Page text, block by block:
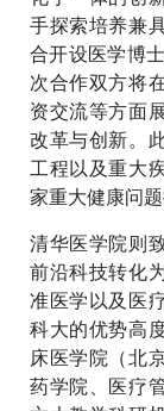
手探索培养兼
合开设医学博
次合作双方将
资交流等方面
改革与创新。
工程以及重大
家重大健康问题
清华医学院则
前沿科技转化
准医学以及医
科大的优势高
床医学院（北
药学院、医疗